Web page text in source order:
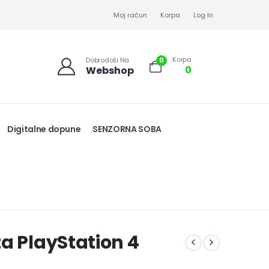
Moj račun Korpa Log In
Dobrodoši Na
Webshop
0 Korpa
0
Digitalne dopune SENZORNA SOBA
PlayStation 4